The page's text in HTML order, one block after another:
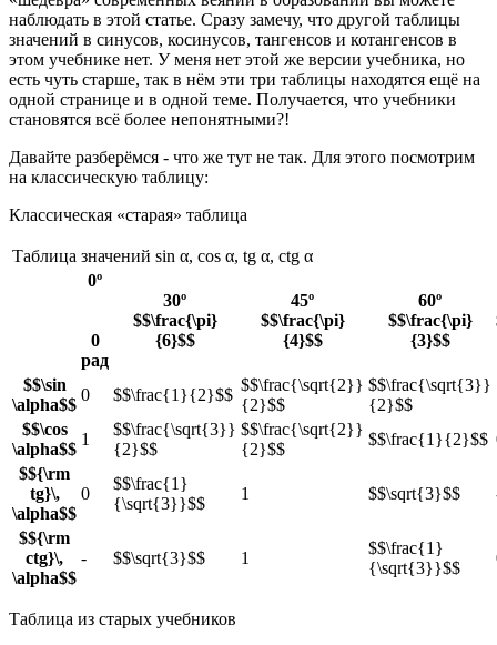
наблюдать в этой статье. Сразу замечу, что другой таблицы
значений в синусов, косинусов, тангенсов и котангенсов в
этом учебнике нет. У меня нет этой же версии учебника, но
есть чуть старше, так в нём эти три таблицы находятся ещё на
одной странице и в одной теме. Получается, что учебники
становятся всё более непонятными?!
Давайте разберёмся - что же тут не так. Для этого посмотрим
на классическую таблицу:
Классическая «старая» таблица
Таблица значений sin α, cos α, tg α, ctg α
0º
0
рад
30º
$$\frac{\pi}
{6}$$
45º
$$\frac{\pi}
{4}$$
60º
$$\frac{\pi}
{3}$$
$$\sin
\alpha$$
0 $$\frac{1}{2}$$
$$\frac{\sqrt{2}}
{2}$$
$$\frac{\sqrt{3}}
{2}$$
$$\cos
\alpha$$
1
$$\frac{\sqrt{3}}
{2}$$
$$\frac{\sqrt{2}}
{2}$$
$$\frac{1}{2}$$
$${\rm
tg}\,
\alpha$$
0
$$\frac{1}
{\sqrt{3}}$$
1 $$\sqrt{3}$$
$${\rm
ctg}\,
\alpha$$
- $$\sqrt{3}$$ 1
$$\frac{1}
{\sqrt{3}}$$
Таблица из старых учебников